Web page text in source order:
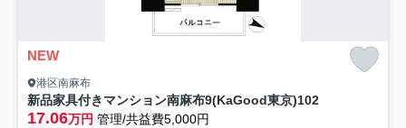
NEW
港区南麻布
新品家具付きマンション南麻布9(KaGood東京)102
17.06万円 管理/共益費5,000円